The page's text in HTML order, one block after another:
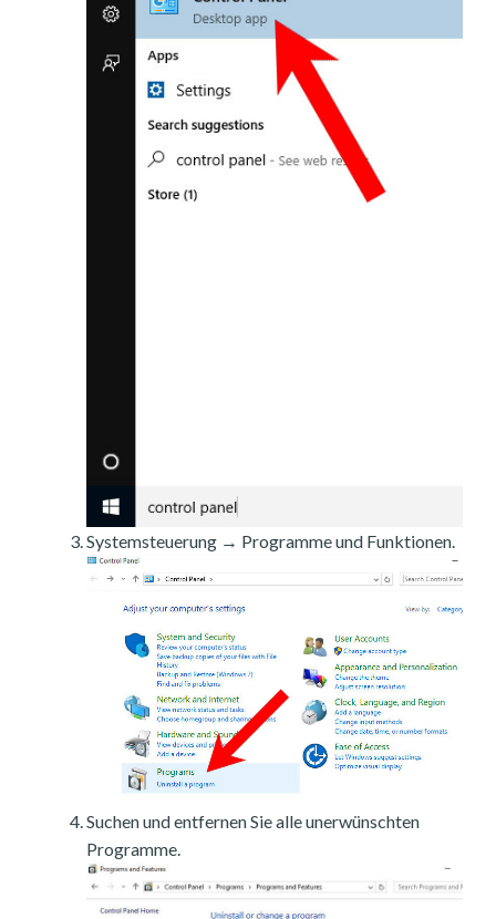
Systemsteuerung → Programme und Funktionen.
Suchen und entfernen Sie alle unerwünschten
Programme.